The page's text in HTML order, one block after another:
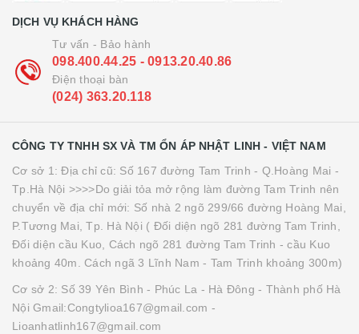
DỊCH VỤ KHÁCH HÀNG
Tư vấn - Bảo hành
098.400.44.25 - 0913.20.40.86
Điện thoại bàn
(024) 363.20.118
CÔNG TY TNHH SX VÀ TM ỔN ÁP NHẬT LINH - VIỆT NAM
Cơ sở 1: Địa chỉ cũ: Số 167 đường Tam Trinh - Q.Hoàng Mai -
Tp.Hà Nội >>>>Do giải tỏa mở rộng làm đường Tam Trinh nên
chuyển về địa chỉ mới: Số nhà 2 ngõ 299/66 đường Hoàng Mai,
P.Tương Mai, Tp. Hà Nội ( Đối diện ngõ 281 đường Tam Trinh,
Đối diện cầu Kuo, Cách ngõ 281 đường Tam Trinh - cầu Kuo
khoảng 40m. Cách ngã 3 Lĩnh Nam - Tam Trinh khoảng 300m)
Cơ sở 2: Số 39 Yên Bình - Phúc La - Hà Đông - Thành phố Hà
Nội Gmail:Congtylioa167@gmail.com -
Lioanhatlinh167@gmail.com